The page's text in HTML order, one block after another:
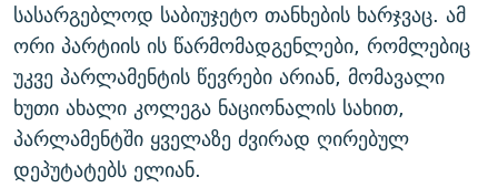
სასარგებლოდ საბიუჯეტო თანხების ხარჯვაც. ამ
ორი პარტიის ის წარმომადგენლები, რომლებიც
უკვე პარლამენტის წევრები არიან, მომავალი
ხუთი ახალი კოლეგა ნაციონალის სახით,
პარლამენტში ყველაზე ძვირად ღირებულ
დეპუტატებს ელიან.